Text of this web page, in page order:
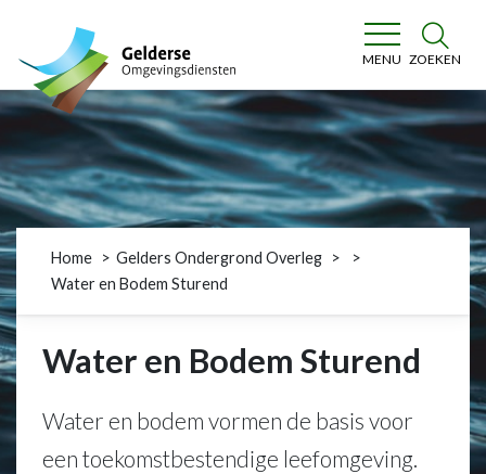
Gelderse Omgevingsdiensten
MENU ZOEKEN
Home
Gelders Ondergrond Overleg
Water en Bodem Sturend
Water en Bodem Sturend
Water en bodem vormen de basis voor
een toekomstbestendige leefomgeving.